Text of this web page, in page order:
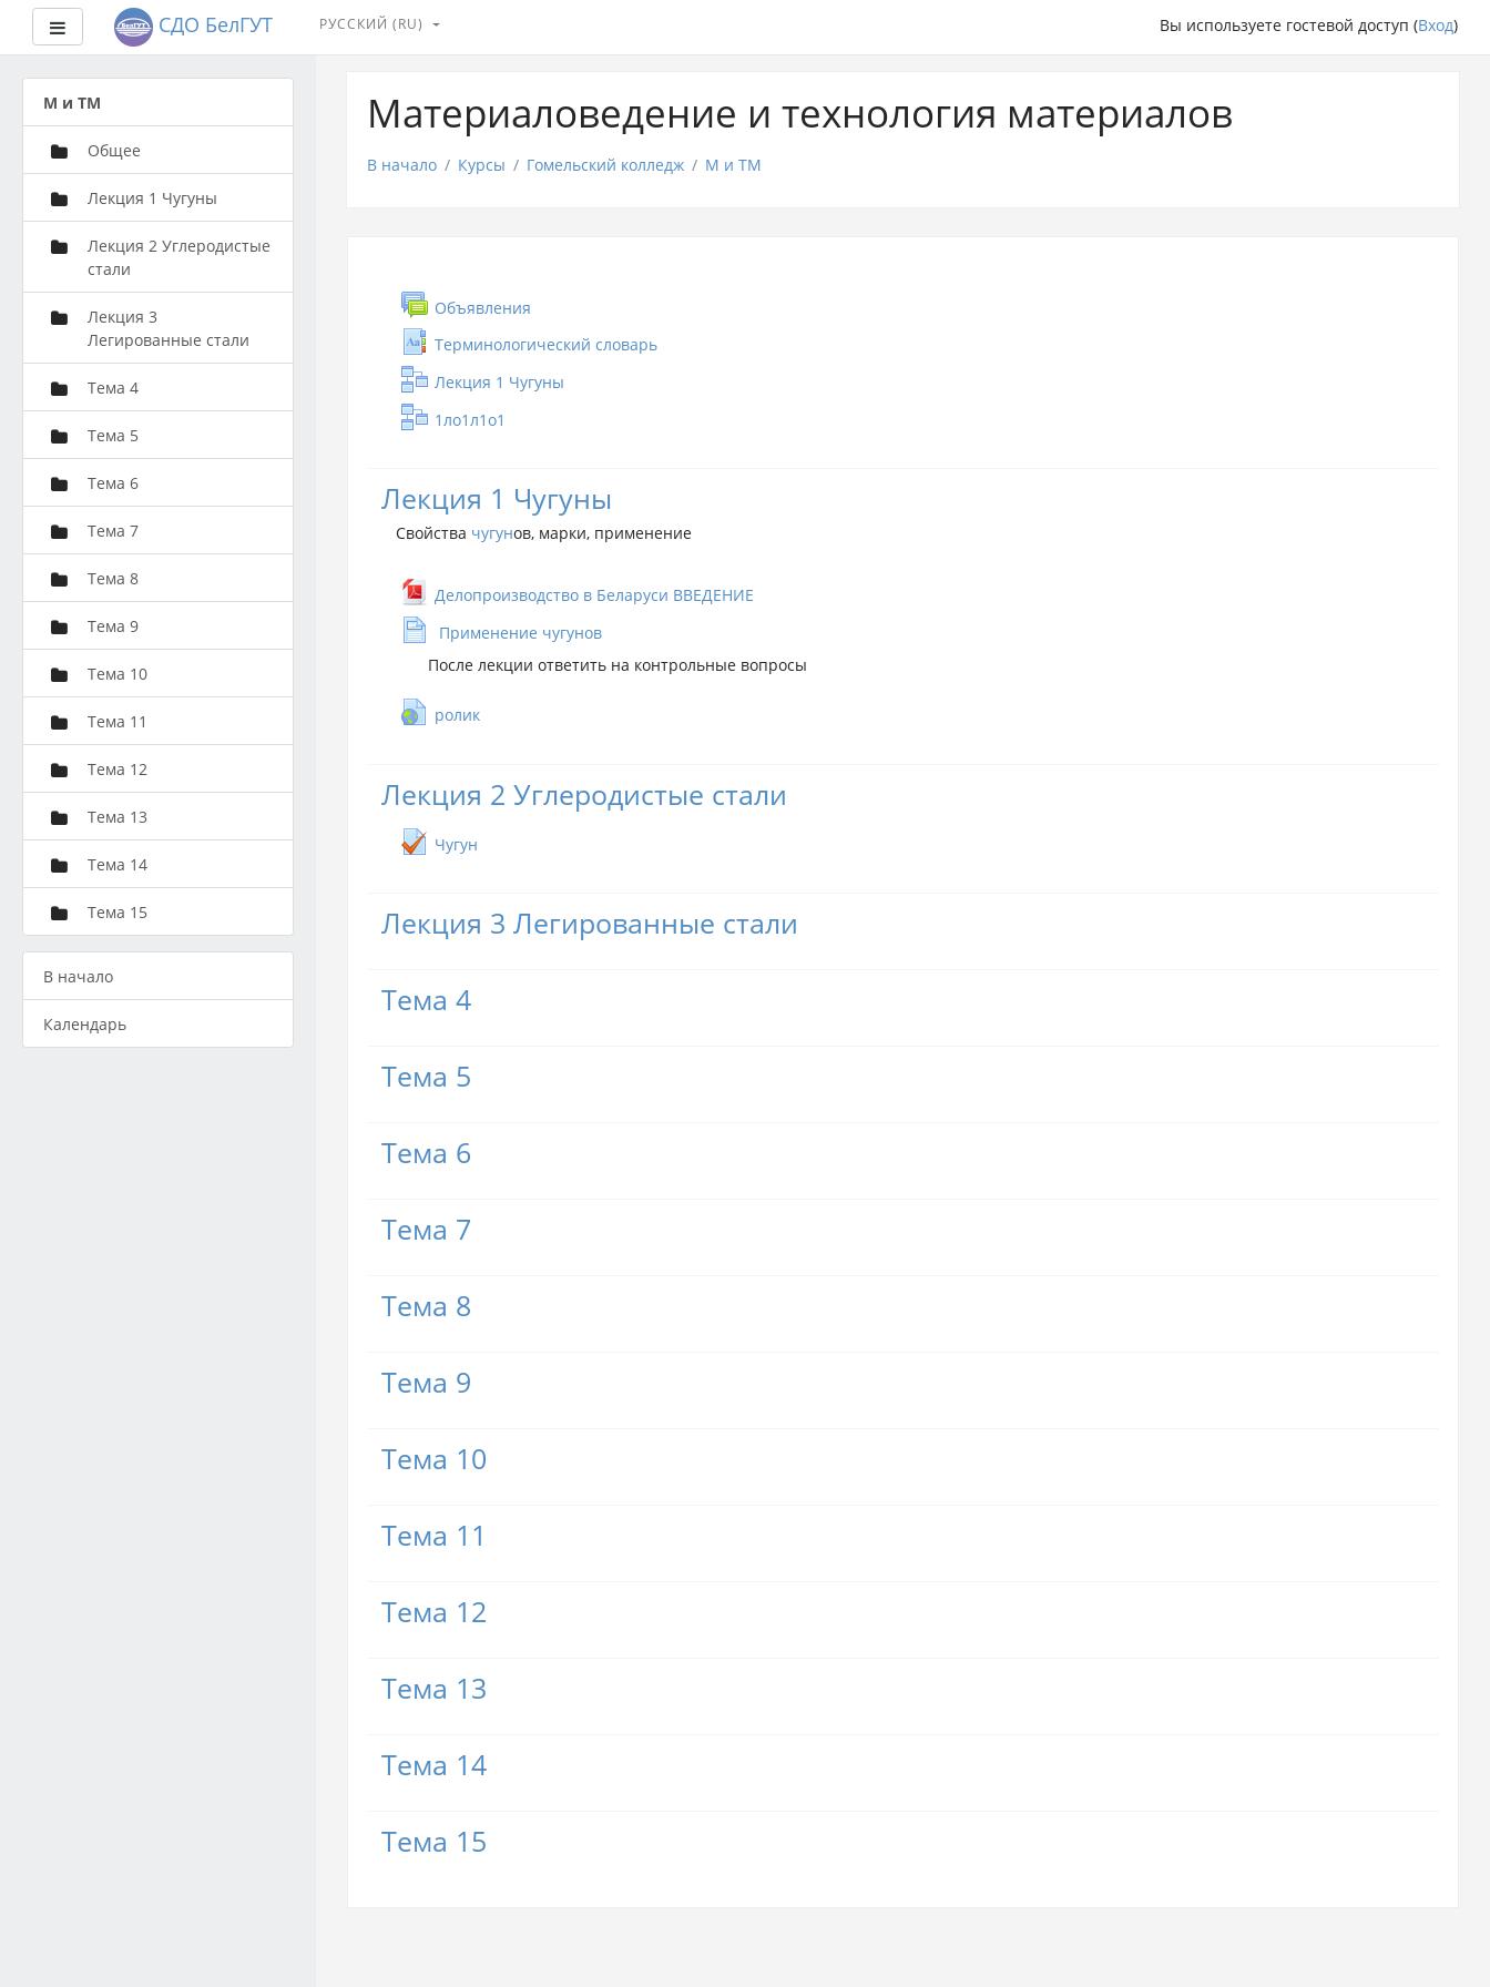
основному
Боковая панельСДО БелГУТ Вы используете гостевой доступ (Вход)
РУССКИЙ ‎(RU)‎
Материаловедение и технология материалов
В начало Курсы Гомельский колледж М и ТМ
Объявления
Терминологический словарь
Лекция 1 Чугуны
1ло1л1о1
Лекция 1 Чугуны
Свойства чугунов, марки, применение
Делопроизводство в Беларуси ВВЕДЕНИЕ
Применение чугунов
После лекции ответить на контрольные вопросы
ролик
Лекция 2 Углеродистые стали
Чугун
Лекция 3 Легированные стали
Тема 4
Тема 5
Тема 6
Тема 7
Тема 8
Тема 9
Тема 10
Тема 11
Тема 12
Тема 13
Тема 14
Тема 15
М и ТМ
Общее
Лекция 1 Чугуны
Лекция 2 Углеродистые
стали
Лекция 3
Легированные стали
Тема 4
Тема 5
Тема 6
Тема 7
Тема 8
Тема 9
Тема 10
Тема 11
Тема 12
Тема 13
Тема 14
Тема 15
В начало
Календарь